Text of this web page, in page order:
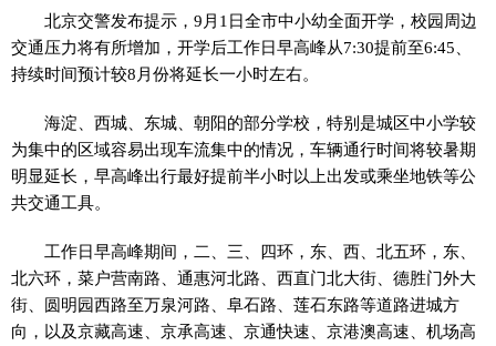
北京交警发布提示，9月1日全市中小幼全面开学，校园周边
交通压力将有所增加，开学后工作日早高峰从7:30提前至6:45、
持续时间预计较8月份将延长一小时左右。
海淀、西城、东城、朝阳的部分学校，特别是城区中小学较
为集中的区域容易出现车流集中的情况，车辆通行时间将较暑期
明显延长，早高峰出行最好提前半小时以上出发或乘坐地铁等公
共交通工具。
工作日早高峰期间，二、三、四环，东、西、北五环，东、
北六环，菜户营南路、通惠河北路、西直门北大街、德胜门外大
街、圆明园西路至万泉河路、阜石路、莲石东路等道路进城方
向，以及京藏高速、京承高速、京通快速、京港澳高速、机场高